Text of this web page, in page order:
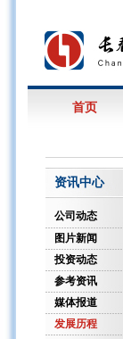
首页
资讯中心
公司动态
图片新闻
投资动态
参考资讯
媒体报道
发展历程